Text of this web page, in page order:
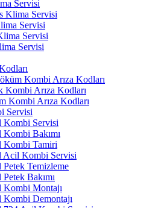
Servisi
Klima Servisi
Servisi
Servisi
Servisi
Kombi Arıza Kodları
Kombi Arıza Kodları
Kombi Arıza Kodları
Servisi
Kombi Servisi
Kombi Bakımı
Kombi Tamiri
Acil Kombi Servisi
Petek Temizleme
Bakımı
Kombi Montajı
Kombi Demontajı